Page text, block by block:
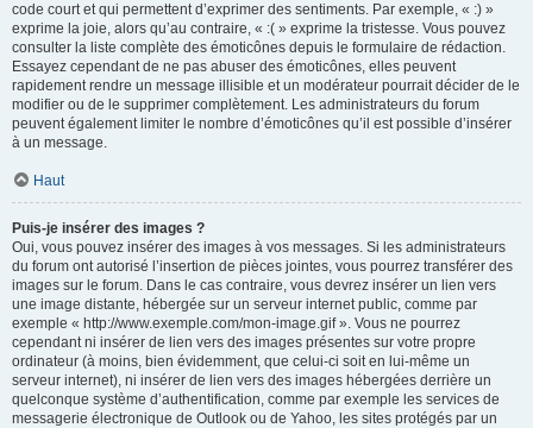
code court et qui permettent d’exprimer des sentiments. Par exemple, « :) »
exprime la joie, alors qu’au contraire, « :( » exprime la tristesse. Vous pouvez
consulter la liste complète des émoticônes depuis le formulaire de rédaction.
Essayez cependant de ne pas abuser des émoticônes, elles peuvent
rapidement rendre un message illisible et un modérateur pourrait décider de le
modifier ou de le supprimer complètement. Les administrateurs du forum
peuvent également limiter le nombre d’émoticônes qu’il est possible d’insérer
à un message.
Haut
Puis-je insérer des images ?
Oui, vous pouvez insérer des images à vos messages. Si les administrateurs
du forum ont autorisé l’insertion de pièces jointes, vous pourrez transférer des
images sur le forum. Dans le cas contraire, vous devrez insérer un lien vers
une image distante, hébergée sur un serveur internet public, comme par
exemple « http://www.exemple.com/mon-image.gif ». Vous ne pourrez
cependant ni insérer de lien vers des images présentes sur votre propre
ordinateur (à moins, bien évidemment, que celui-ci soit en lui-même un
serveur internet), ni insérer de lien vers des images hébergées derrière un
quelconque système d’authentification, comme par exemple les services de
messagerie électronique de Outlook ou de Yahoo, les sites protégés par un